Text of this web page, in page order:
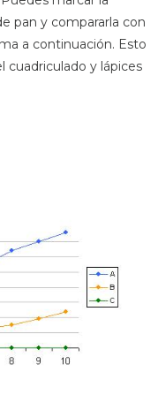
pan y compararla con
a continuación. Esto
cuadriculado y lápices